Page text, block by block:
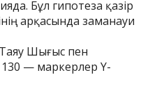
Бұл гипотеза қазір
арқасында заманауи
Шығыс пен
130 — маркерлер Y-